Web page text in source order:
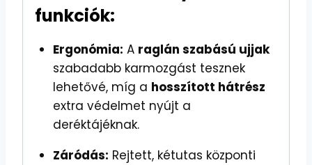
funkciók:
Ergonómia: A raglán szabású ujjak
szabadabb karmozgást tesznek
lehetővé, míg a hosszított hátrész
extra védelmet nyújt a
deréktájéknak.
Záródás: Rejtett, kétutas központi